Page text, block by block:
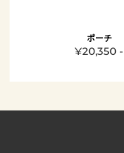
ポーチ
¥20,350 -